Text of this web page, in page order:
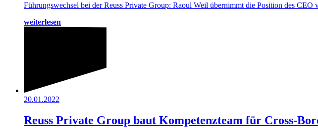
Führungswechsel bei der Reuss Private Group: Raoul Weil übernimmt die Position des
weiterlesen
20.01.2022
Reuss Private Group baut Kompetenzteam für Cross-